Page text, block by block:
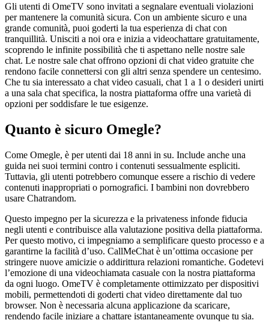
Gli utenti di OmeTV sono invitati a segnalare eventuali violazioni
per mantenere la comunità sicura. Con un ambiente sicuro e una
grande comunità, puoi goderti la tua esperienza di chat con
tranquillità. Unisciti a noi ora e inizia a videochattare gratuitamente,
scoprendo le infinite possibilità che ti aspettano nelle nostre sale
chat. Le nostre sale chat offrono opzioni di chat video gratuite che
rendono facile connettersi con gli altri senza spendere un centesimo.
Che tu sia interessato a chat video casuali, chat 1 a 1 o desideri unirti
a una sala chat specifica, la nostra piattaforma offre una varietà di
opzioni per soddisfare le tue esigenze.
Quanto è sicuro Omegle?
Come Omegle, è per utenti dai 18 anni in su. Include anche una
guida nei suoi termini contro i contenuti sessualmente espliciti.
Tuttavia, gli utenti potrebbero comunque essere a rischio di vedere
contenuti inappropriati o pornografici. I bambini non dovrebbero
usare Chatrandom.
Questo impegno per la sicurezza e la privateness infonde fiducia
negli utenti e contribuisce alla valutazione positiva della piattaforma.
Per questo motivo, ci impegniamo a semplificare questo processo e a
garantirne la facilità d’uso. CallMeChat è un’ottima occasione per
stringere nuove amicizie o addirittura relazioni romantiche. Godetevi
l’emozione di una videochiamata casuale con la nostra piattaforma
da ogni luogo. OmeTV è completamente ottimizzato per dispositivi
mobili, permettendoti di goderti chat video direttamente dal tuo
browser. Non è necessaria alcuna applicazione da scaricare,
rendendo facile iniziare a chattare istantaneamente ovunque tu sia.